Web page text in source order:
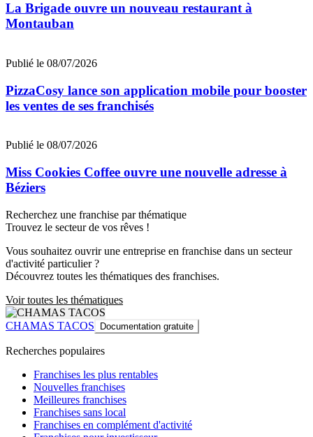
La Brigade ouvre un nouveau restaurant à
Montauban
Publié le 08/07/2026
PizzaCosy lance son application mobile pour booster
les ventes de ses franchisés
Publié le 08/07/2026
Miss Cookies Coffee ouvre une nouvelle adresse à
Béziers
Recherchez une franchise par thématique
Trouvez le secteur de vos rêves !
Vous souhaitez ouvrir une entreprise en franchise dans un secteur
d'activité particulier ?
Découvrez toutes les thématiques des franchises.
Voir toutes les thématiques
CHAMAS TACOS Documentation gratuite
Recherches populaires
Franchises les plus rentables
Nouvelles franchises
Meilleures franchises
Franchises sans local
Franchises en complément d'activité